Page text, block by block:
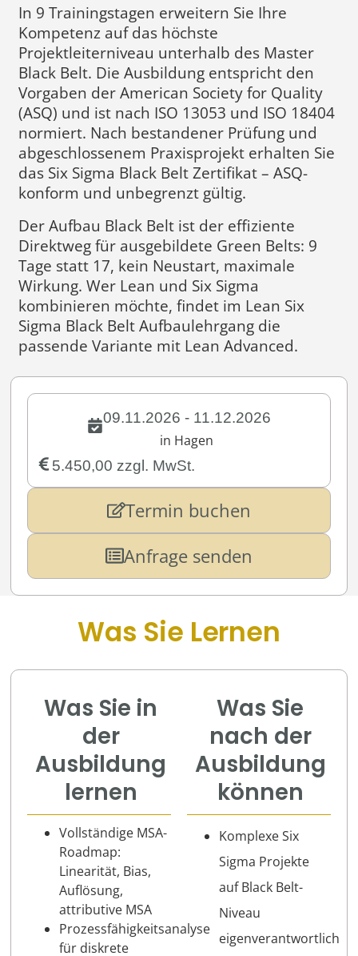
In 9 Trainingstagen erweitern Sie Ihre
Kompetenz auf das höchste
Projektleiterniveau unterhalb des Master
Black Belt. Die Ausbildung entspricht den
Vorgaben der American Society for Quality
(ASQ) und ist nach ISO 13053 und ISO 18404
normiert. Nach bestandener Prüfung und
abgeschlossenem Praxisprojekt erhalten Sie
das Six Sigma Black Belt Zertifikat – ASQ-
konform und unbegrenzt gültig.
Der Aufbau Black Belt ist der effiziente
Direktweg für ausgebildete Green Belts: 9
Tage statt 17, kein Neustart, maximale
Wirkung. Wer Lean und Six Sigma
kombinieren möchte, findet im Lean Six
Sigma Black Belt Aufbaulehrgang die
passende Variante mit Lean Advanced.
09.11.2026 - 11.12.2026
in Hagen
5.450,00 zzgl. MwSt.
Termin buchen
Anfrage senden
Was Sie Lernen
Was Sie in
der
Ausbildung
lernen
Vollständige MSA-
Roadmap:
Linearität, Bias,
Auflösung,
attributive MSA
Prozessfähigkeitsanalyse
für diskrete
Was Sie
nach der
Ausbildung
können
Komplexe Six
Sigma Projekte
auf Black Belt-
Niveau
eigenverantwortlich